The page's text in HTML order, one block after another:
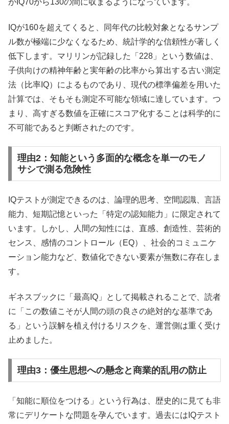
IQが160を超えてくると、同年代の比較対象となるサンプ
ル数が極端に少なくなるため、統計学的な信頼性が著しく
低下します。マリリンが記録した「228」という数値は、
子供向けの精神年齢と実年齢の比率から算出する古い測定
法（比率IQ）によるものであり、現代の標準偏差を用いた
計算では、そもそも測定不可能な領域に達しています。つ
まり、高すぎる数値を正確にスコア化することは科学的に
不可能であると判断されたのです。
理由2：知能という多面的な概念を単一のモノ
サシで測る危険性
IQテストが測定できるのは、論理的思考、空間認識、言語
能力、短期記憶といった「特定の認知能力」に限定されて
います。しかし、人間の知性には、直感、創造性、芸術的
センス、感情のコントロール（EQ）、社会的コミュニケ
ーション能力など、数値化できない要素が無数に存在しま
す。
ギネスブックに「最高IQ」として掲載されることで、読者
に「この数値こそが人間の頭の良さの絶対的な基準であ
る」という誤解を植え付けるリスクを、運営側は重く受け
止めました。
理由3：優生思想への懸念と商業的乱用の防止
「知能に順位をつける」という行為は、歴史的に見ても非
常にデリケートな問題を孕んでいます。過去にはIQテスト